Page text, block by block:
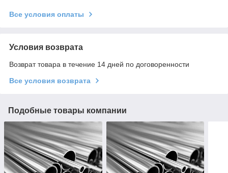
Все условия оплаты
Условия возврата
Возврат товара в течение 14 дней по договоренности
Все условия возврата
Подобные товары компании